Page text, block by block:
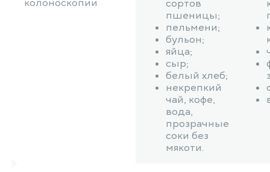
колоноскопии
сортов
пшеницы;
пельмени;
бульон;
яйца;
сыр;
белый хлеб;
некрепкий
чай, кофе,
вода,
прозрачные
соки без
мякоти.